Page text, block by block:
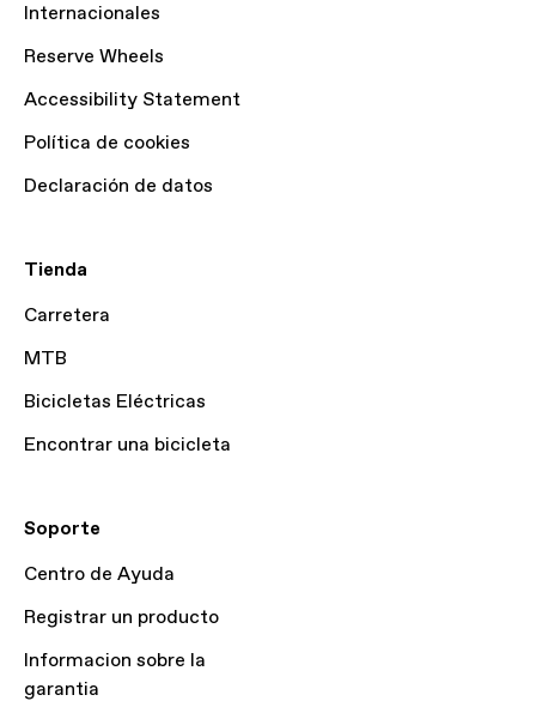
Internacionales
Reserve Wheels
Accessibility Statement
Política de cookies
Declaración de datos
Tienda
Carretera
MTB
Bicicletas Eléctricas
Encontrar una bicicleta
Soporte
Centro de Ayuda
Registrar un producto
Informacion sobre la
garantia